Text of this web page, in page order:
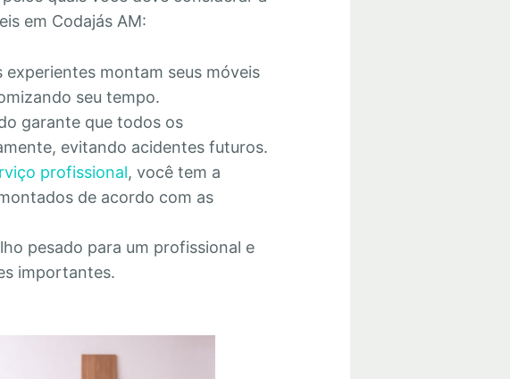
em Codajás AM:
experientes montam seus móveis
seu tempo.
garante que todos os
evitando acidentes futuros.
profissional, você tem a
de acordo com as
pesado para um profissional e
importantes.